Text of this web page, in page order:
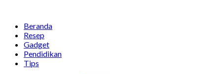
Beranda
Resep
Gadget
Pendidikan
Tips